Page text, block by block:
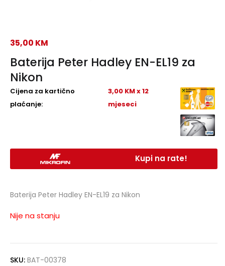
Baterija Peter Hadley EN-EL19 za
Nikon
35,00 KM
Cijena za kartično
plaćanje:
3,00 KM x 12
mjeseci
Kupi na rate!
Baterija Peter Hadley EN-EL19 za Nikon
Nije na stanju
SKU: BAT-00378